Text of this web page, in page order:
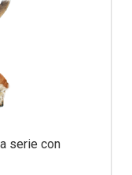
serie con